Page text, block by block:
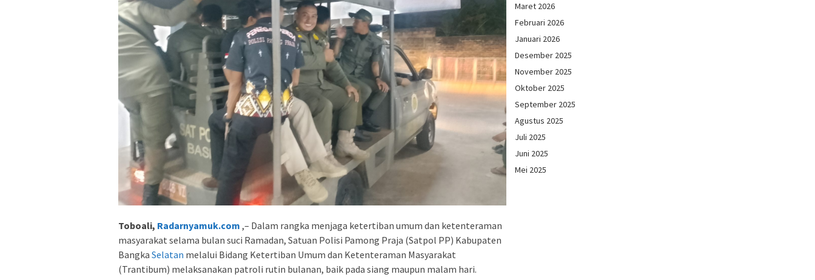
Toboali, Radarnyamuk.com ,– Dalam rangka menjaga ketertiban umum dan ketenteraman
masyarakat selama bulan suci Ramadan, Satuan Polisi Pamong Praja (Satpol PP) Kabupaten
Bangka Selatan melalui Bidang Ketertiban Umum dan Ketenteraman Masyarakat
(Trantibum) melaksanakan patroli rutin bulanan, baik pada siang maupun malam hari.
Maret 2026
Februari 2026
Januari 2026
Desember 2025
November 2025
Oktober 2025
September 2025
Agustus 2025
Juli 2025
Juni 2025
Mei 2025